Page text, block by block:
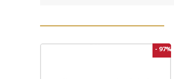
- 97%